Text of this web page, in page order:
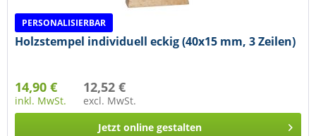
PERSONALISIERBAR
Holzstempel individuell eckig (40x15 mm, 3 Zeilen)
14,90 €
inkl. MwSt.
12,52 €
excl. MwSt.
Jetzt online gestalten